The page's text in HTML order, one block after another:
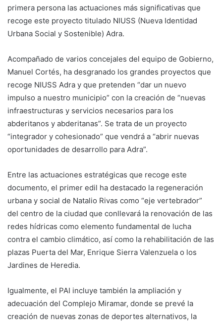
primera persona las actuaciones más significativas que
recoge este proyecto titulado NIUSS (Nueva Identidad
Urbana Social y Sostenible) Adra.
Acompañado de varios concejales del equipo de Gobierno,
Manuel Cortés, ha desgranado los grandes proyectos que
recoge NIUSS Adra y que pretenden “dar un nuevo
impulso a nuestro municipio” con la creación de “nuevas
infraestructuras y servicios necesarios para los
abderitanos y abderitanas”. Se trata de un proyecto
“integrador y cohesionado” que vendrá a “abrir nuevas
oportunidades de desarrollo para Adra”.
Entre las actuaciones estratégicas que recoge este
documento, el primer edil ha destacado la regeneración
urbana y social de Natalio Rivas como “eje vertebrador”
del centro de la ciudad que conllevará la renovación de las
redes hídricas como elemento fundamental de lucha
contra el cambio climático, así como la rehabilitación de las
plazas Puerta del Mar, Enrique Sierra Valenzuela o los
Jardines de Heredia.
Igualmente, el PAI incluye también la ampliación y
adecuación del Complejo Miramar, donde se prevé la
creación de nuevas zonas de deportes alternativos, la